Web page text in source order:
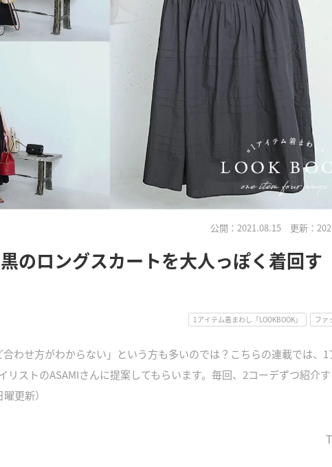
公開：2021.08.15 更新：
黒のロングスカートを大人っぽく着回す
1アイテム着まわし「LOOKBOOK」 ファ
合わせ方がわからない」という方も多いのでは？こちらの連載では、1
リストのASAMIさんに提案してもらいます。毎回、2コーデずつ紹介
更新）